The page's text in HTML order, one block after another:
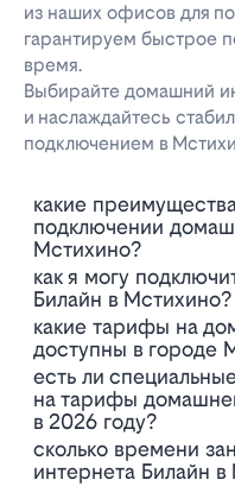
из наших офисов для
гарантируем быстрое
время.
Выбирайте домашний
и наслаждайтесь
подключением в
Какие преимущества предлагает Билайн при
подключении
Мстихино?
Как я могу подключить домашний интернет
Билайн в Мстихино?
Какие тарифы на домашний интернет Билайн
доступны в городе
Есть ли специальные предложения
на тарифы
в 2026 году?
Сколько времени занимает подключение
интернета Билайн